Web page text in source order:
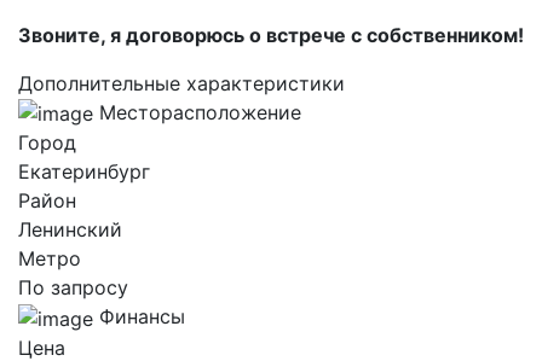
Звоните, я договорюсь о встрече с собственником!
Дополнительные характеристики
Месторасположение
Город
Екатеринбург
Район
Ленинский
Метро
По запросу
Финансы
Цена